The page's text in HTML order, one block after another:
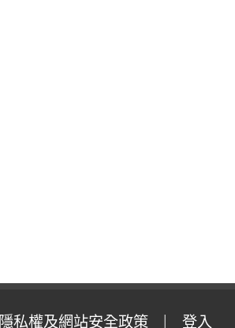
隱私權及網站安全政策 登入